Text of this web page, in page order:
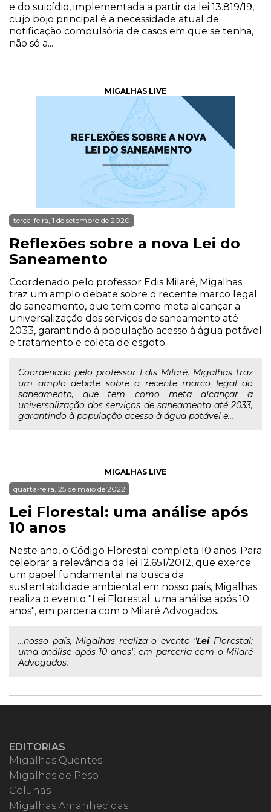
e do suicídio, implementada a partir da lei 13.819/19,
cujo bojo principal é a necessidade atual de
notificação compulsória de casos em que se tenha,
não só a...
MIGALHAS LIVE
terça-feira, 1 de setembro de 2020
Reflexões sobre a nova Lei do
Saneamento
Coordenado pelo professor Edis Milaré, Migalhas
traz um amplo debate sobre o recente marco legal
do saneamento, que tem como meta alcançar a
universalização dos serviços de saneamento até
2033, garantindo à população acesso à água potável
e tratamento e coleta de esgoto.
Coordenado pelo professor Edis Milaré, Migalhas traz
um amplo debate sobre o recente marco legal do
saneamento, que tem como meta alcançar a
universalização dos serviços de saneamento até 2033,
garantindo à população acesso à água potável e...
MIGALHAS LIVE
quarta-feira, 25 de maio de 2022
Lei Florestal: uma análise após
10 anos
Neste ano, o Código Florestal completa 10 anos. Para
celebrar a relevância da lei 12.651/2012, que exerce
um papel fundamental na busca da
sustentabilidade ambiental em nosso país, Migalhas
realiza o evento "Lei Florestal: uma análise após 10
anos", em parceria com o Milaré Advogados.
...nosso país, Migalhas realiza o evento "LeiFlorestal:
uma análise após 10 anos", em parceria com o Milaré
Advogados.
EDITORIAS
Migalhas Quentes
Migalhas de Peso
Colunas
Migalhas Amanhecidas